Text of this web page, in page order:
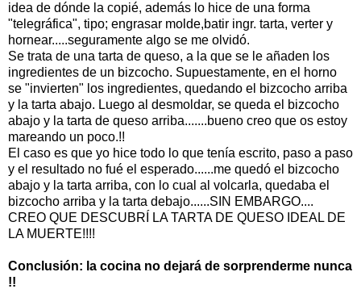
idea de dónde la copié, además lo hice de una forma
"telegráfica", tipo; engrasar molde,batir ingr. tarta, verter y
hornear.....seguramente algo se me olvidó.
Se trata de una tarta de queso, a la que se le añaden los
ingredientes de un bizcocho. Supuestamente, en el horno
se "invierten" los ingredientes, quedando el bizcocho arriba
y la tarta abajo. Luego al desmoldar, se queda el bizcocho
abajo y la tarta de queso arriba.......bueno creo que os estoy
mareando un poco.!!
El caso es que yo hice todo lo que tenía escrito, paso a paso
y el resultado no fué el esperado......me quedó el bizcocho
abajo y la tarta arriba, con lo cual al volcarla, quedaba el
bizcocho arriba y la tarta debajo......SIN EMBARGO....
CREO QUE DESCUBRÍ LA TARTA DE QUESO IDEAL DE
LA MUERTE!!!!
Conclusión: la cocina no dejará de sorprenderme nunca
!!